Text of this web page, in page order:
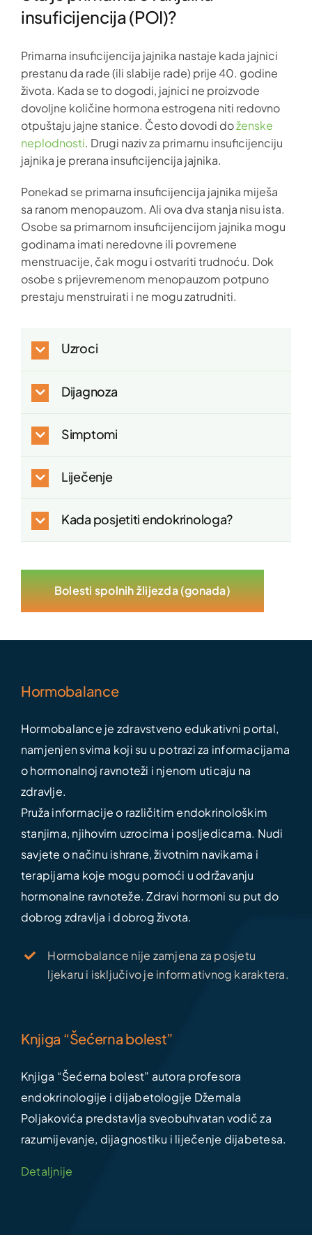
insuficijencija (POI)?
Primarna insuficijencija jajnika nastaje kada jajnici
prestanu da rade (ili slabije rade) prije 40. godine
života. Kada se to dogodi, jajnici ne proizvode
dovoljne količine hormona estrogena niti redovno
otpuštaju jajne stanice. Često dovodi doženske
neplodnosti. Drugi naziv za primarnu insuficijenciju
jajnika je prerana insuficijencija jajnika.
Ponekad se primarna insuficijencija jajnika miješa
sa ranom menopauzom. Ali ova dva stanja nisu ista.
Osobe sa primarnom insuficijencijom jajnika mogu
godinama imati neredovne ili povremene
menstruacije, čak mogu i ostvariti trudnoću. Dok
osobe s prijevremenom menopauzom potpuno
prestaju menstruirati i ne mogu zatrudniti.
Uzroci
Dijagnoza
Simptomi
Liječenje
Kada posjetiti endokrinologa?
Bolesti spolnih žlijezda (gonada)
Hormobalance
Hormobalance je zdravstveno edukativni portal,
namjenjen svima koji su u potrazi za informacijama
o hormonalnoj ravnoteži i njenom uticaju na
zdravlje.
Pruža informacije o različitim endokrinološkim
stanjima, njihovim uzrocima i posljedicama. Nudi
savjete o načinu ishrane, životnim navikama i
terapijama koje mogu pomoći u održavanju
hormonalne ravnoteže. Zdravi hormoni su put do
dobrog zdravlja i dobrog života.
Hormobalance nije zamjena za posjetu
ljekaru i isključivo je informativnog karaktera.
Knjiga “Šećerna bolest”
Knjiga “Šećerna bolest” autora profesora
endokrinologije i dijabetologije Džemala
Poljakovića predstavlja sveobuhvatan vodič za
razumijevanje, dijagnostiku i liječenje dijabetesa.
Detaljnije